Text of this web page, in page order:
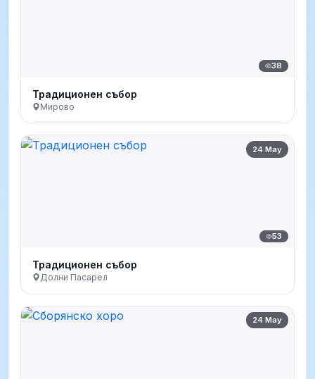
38
Традиционен събор
Мирово
24 May
53
Традиционен събор
Долни Пасарел
24 May